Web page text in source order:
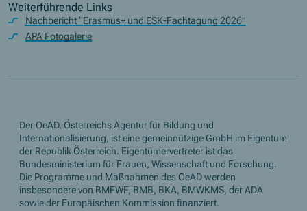
Weiterführende Links
Nachbericht “Erasmus+ und ESK-Fachtagung 2026”
APA Fotogalerie
Der OeAD, Österreichs Agentur für Bildung und
Internationalisierung, ist eine gemeinnützige GmbH im Eigentum
der Republik Österreich. Eigentümervertreter ist das
Bundesministerium für Frauen, Wissenschaft und Forschung.
Die Programme und Maßnahmen des OeAD werden
insbesondere von BMFWF, BMB, BKA, BMWKMS, der ADA
sowie der Europäischen Kommission finanziert.